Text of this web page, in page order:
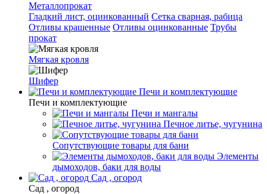
Металлопрокат
Гладкий лист, оцинкованный Сетка сварная, рабица
Отливы крашенные Отливы оцинкованные Трубы
прокат
Мягкая кровля
Шифер
Печи и комплектующие
Печи и комплектующие
Печи и мангалы
Печное литье, чугунина
Сопутствующие товары для бани
Элементы
дымоходов, баки для воды
Сад , огород
Сад , огород